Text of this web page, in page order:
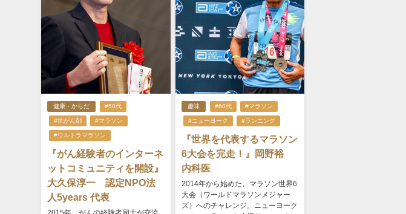
健康・からだ #50代
#抗がん剤 #マラソン
#ウルトラマラソン
『がん経験者のインターネ
ットコミュニティを開設』
大久保淳一 認定NPO法
人5years 代表
趣味 #60代 #マラソン
#ニューヨーク #ランニング
『世界を代表するマラソン
6大会を完走！』岡野裕
内科医
2014年から始めた、マラソン世界6
大会（ワールドマラソンメジャー
ズ）へのチャレンジ。ニューヨーク